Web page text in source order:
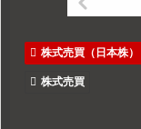
株式売買（日本株）
株式売買